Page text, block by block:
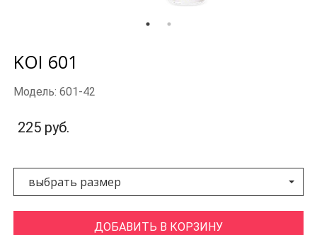
KOI 601
Модель: 601-42
225 руб.
выбрать размер
ДОБАВИТЬ В КОРЗИНУ